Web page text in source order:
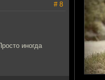
# 8
иногда